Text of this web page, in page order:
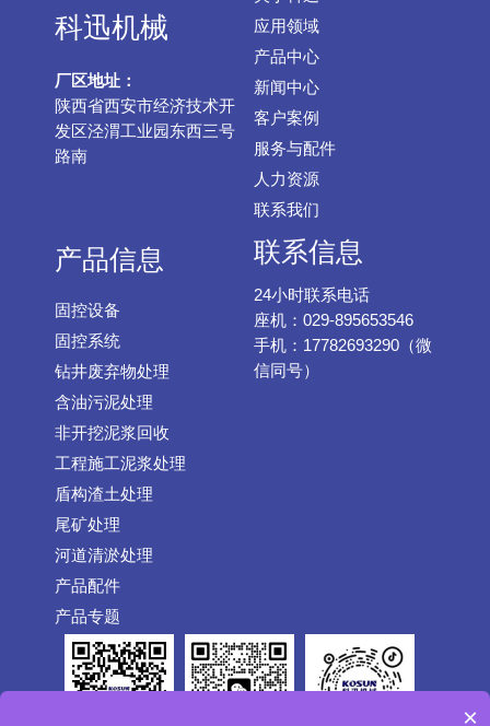
科迅机械
厂区地址：
陕西省西安市经济技术开
发区泾渭工业园东西三号
路南
应用领域
产品中心
新闻中心
客户案例
服务与配件
人力资源
联系我们
产品信息
固控设备
固控系统
钻井废弃物处理
含油污泥处理
非开挖泥浆回收
工程施工泥浆处理
盾构渣土处理
尾矿处理
河道清淤处理
产品配件
产品专题
联系信息
24小时联系电话
座机：029-895653546
手机：17782693290（微
信同号）
×